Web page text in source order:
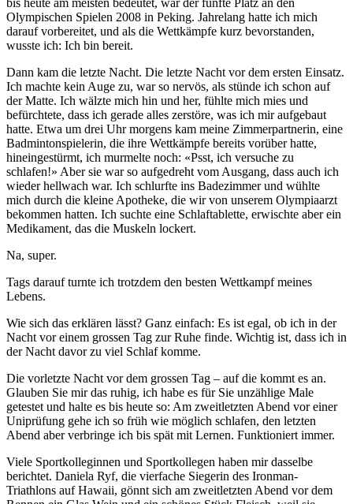
bis heute am meisten bedeutet, war der fünfte Platz an den
Olympischen Spielen 2008 in Peking. Jahrelang hatte ich mich
darauf vorbereitet, und als die Wettkämpfe kurz bevorstanden,
wusste ich: Ich bin bereit.
Dann kam die letzte Nacht. Die letzte Nacht vor dem ersten Einsatz.
Ich machte kein Auge zu, war so nervös, als stünde ich schon auf
der Matte. Ich wälzte mich hin und her, fühlte mich mies und
befürchtete, dass ich gerade alles zerstöre, was ich mir aufgebaut
hatte. Etwa um drei Uhr morgens kam meine Zimmerpartnerin, eine
Badmintonspielerin, die ihre Wettkämpfe bereits vorüber hatte,
hineingestürmt, ich murmelte noch: «Psst, ich versuche zu
schlafen!» Aber sie war so aufgedreht vom Ausgang, dass auch ich
wieder hellwach war. Ich schlurfte ins Badezimmer und wühlte
mich durch die kleine Apotheke, die wir von unserem Olympiaarzt
bekommen hatten. Ich suchte eine Schlaftablette, erwischte aber ein
Medikament, das die Muskeln lockert.
Na, super.
Tags darauf turnte ich trotzdem den besten Wettkampf meines
Lebens.
Wie sich das erklären lässt? Ganz einfach: Es ist egal, ob ich in der
Nacht vor einem grossen Tag zur Ruhe finde. Wichtig ist, dass ich in
der Nacht davor zu viel Schlaf komme.
Die vorletzte Nacht vor dem grossen Tag – auf die kommt es an.
Glauben Sie mir das ruhig, ich habe es für Sie unzählige Male
getestet und halte es bis heute so: Am zweitletzten Abend vor einer
Uniprüfung gehe ich so früh wie möglich schlafen, den letzten
Abend aber verbringe ich bis spät mit Lernen. Funktioniert immer.
Viele Sportkolleginnen und Sportkollegen haben mir dasselbe
berichtet. Daniela Ryf, die vierfache Siegerin des Ironman-
Triathlons auf Hawaii, gönnt sich am zweitletzten Abend vor dem